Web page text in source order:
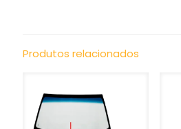
Produtos relacionados